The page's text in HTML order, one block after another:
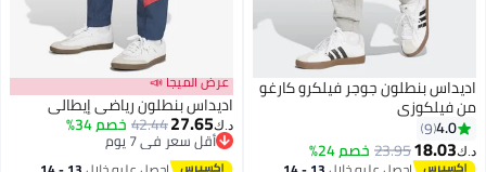
بنطلون جوجر فيلكرو كارغو
9
23.95خصم 24%
عرض الميجا 📣
اديداس بنطلون رياضي إيطالي
27.65
42.44خصم 34%
أقل سعر في 7 يوم
أقل سعر في 7 يوم